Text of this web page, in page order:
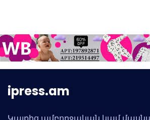
ipress.am